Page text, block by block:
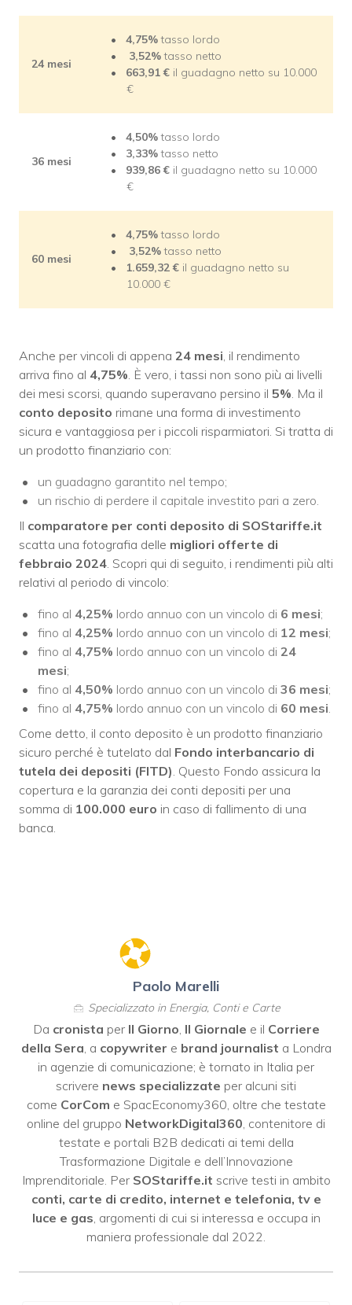
24 mesi
4,75%tasso lordo
3,52%tasso netto
663,91 € il guadagno netto su 10.000
€
36 mesi
4,50%tasso lordo
3,33%tasso netto
939,86 € il guadagno netto su 10.000
€
60 mesi
4,75%tasso lordo
3,52%tasso netto
1.659,32 € il guadagno netto su
10.000 €
Anche per vincoli di appena 24 mesi, il rendimento
arriva fino al 4,75%. È vero, i tassi non sono più ai livelli
dei mesi scorsi, quando superavano persino il 5%. Ma il
conto deposito rimane una forma di investimento
sicura e vantaggiosa per i piccoli risparmiatori. Si tratta di
un prodotto finanziario con:
un guadagno garantito nel tempo;
un rischio di perdere il capitale investito pari a zero.
Il comparatore per conti deposito di SOStariffe.it
scatta una fotografia delle migliori offerte di
febbraio 2024. Scopri qui di seguito, i rendimenti più alti
relativi al periodo di vincolo:
fino al 4,25% lordo annuo con un vincolo di 6 mesi;
fino al 4,25% lordo annuo con un vincolo di 12 mesi;
fino al 4,75% lordo annuo con un vincolo di 24
mesi;
fino al 4,50% lordo annuo con un vincolo di 36 mesi;
fino al 4,75% lordo annuo con un vincolo di 60 mesi.
Come detto, il conto deposito è un prodotto finanziario
sicuro perché è tutelato dal Fondo interbancario di
tutela dei depositi (FITD). Questo Fondo assicura la
copertura e la garanzia dei conti depositi per una
somma di 100.000 euro in caso di fallimento di una
banca.
Paolo Marelli
Specializzato in Energia, Conti e Carte
Da cronista per Il Giorno, Il Giornale e il Corriere
della Sera, a copywriter e brand journalist a Londra
in agenzie di comunicazione; è tornato in Italia per
scrivere news specializzate per alcuni siti
come CorCom e SpacEconomy360, oltre che testate
online del gruppo NetworkDigital360, contenitore di
testate e portali B2B dedicati ai temi della
Trasformazione Digitale e dell’Innovazione
Imprenditoriale. Per SOStariffe.it scrive testi in ambito
conti, carte di credito, internet e telefonia, tv e
luce e gas, argomenti di cui si interessa e occupa in
maniera professionale dal 2022.